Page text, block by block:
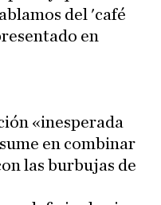
del 'café
en
«inesperada
en combinar
las burbujas de